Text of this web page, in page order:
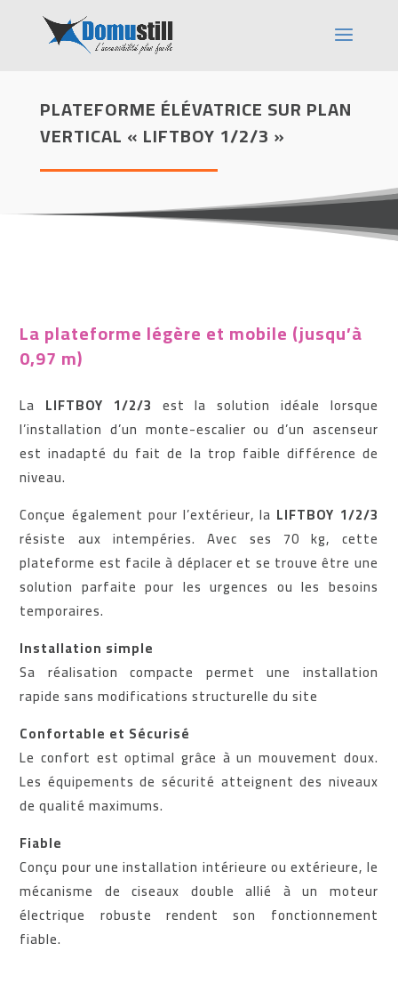
PLATEFORME ÉLÉVATRICE SUR PLAN
VERTICAL « LIFTBOY 1/2/3 »
La plateforme légère et mobile (jusqu’à
0,97 m)
La LIFTBOY 1/2/3 est la solution idéale lorsque
l’installation d’un monte-escalier ou d’un ascenseur
est inadapté du fait de la trop faible différence de
niveau.
Conçue également pour l’extérieur, la LIFTBOY 1/2/3
résiste aux intempéries. Avec ses 70 kg, cette
plateforme est facile à déplacer et se trouve être une
solution parfaite pour les urgences ou les besoins
temporaires.
Installation simple
Sa réalisation compacte permet une installation
rapide sans modifications structurelle du site
Confortable et Sécurisé
Le confort est optimal grâce à un mouvement doux.
Les équipements de sécurité atteignent des niveaux
de qualité maximums.
Fiable
Conçu pour une installation intérieure ou extérieure, le
mécanisme de ciseaux double allié à un moteur
électrique robuste rendent son fonctionnement
fiable.